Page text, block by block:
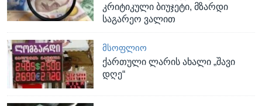
კრიტიკული ბიუჯეტი, მზარდი
საგარეო ვალით
ᲛᲡᲝᲤᲚᲘᲝ
ქართული ლარის ახალი „შავი
დღე“